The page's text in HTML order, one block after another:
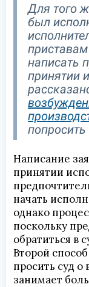
Для того
был
написать
принятии
попросить
Написание
принятии
начать
однако
поскольку
обратиться в
Второй
просить суд о
занимает